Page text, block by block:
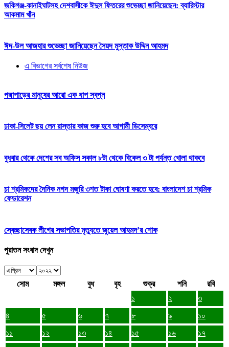
জকিগঞ্জ-কানাইঘাটসহ দেশবাসীকে ঈদুল ফিতরের শুভেচ্ছা জানিয়েছেন: ব্যারিস্টার
আকমাম খাঁন
ঈদ-উল আজহার শুভেচ্ছা জানিয়েছেন সৈয়দ মুস্তাক উদ্দিন আহমদ
এ বিভাগের সর্বশেষ নিউজ
পদ্মাপাড়ের মানুষের আরো এক ধাপ স্বপ্ন
ঢাকা-সিলেট ছয় লেন রাস্তার কাজ শুরু হবে আগামী ডিসেম্বরে
বুধবার থেকে দেশের সব অফিস সকাল ৮টা থেকে বিকেল ৩ টা পর্যন্ত খোলা থাকবে
চা শ্রমিকদের দৈনিক নগদ মজুরি ৩শত টাকা ঘোষণা করতে হবে: বাংলাদেশ চা শ্রমিক
ফেডারেশন
স্বেচ্ছাসেবক লীগের সভাপতির মৃত্যুতে জুয়েল আহমদ’র শোক
পুরাতন সংবাদ দেখুন
সোম মঙ্গল বুধ বৃহ শুক্র শনি
রবি
১
২
৩
৪
৫ ৬ ৭ ৮ ৯
১০
১১
১২ ১৩ ১৪ ১৫ ১৬
১৭